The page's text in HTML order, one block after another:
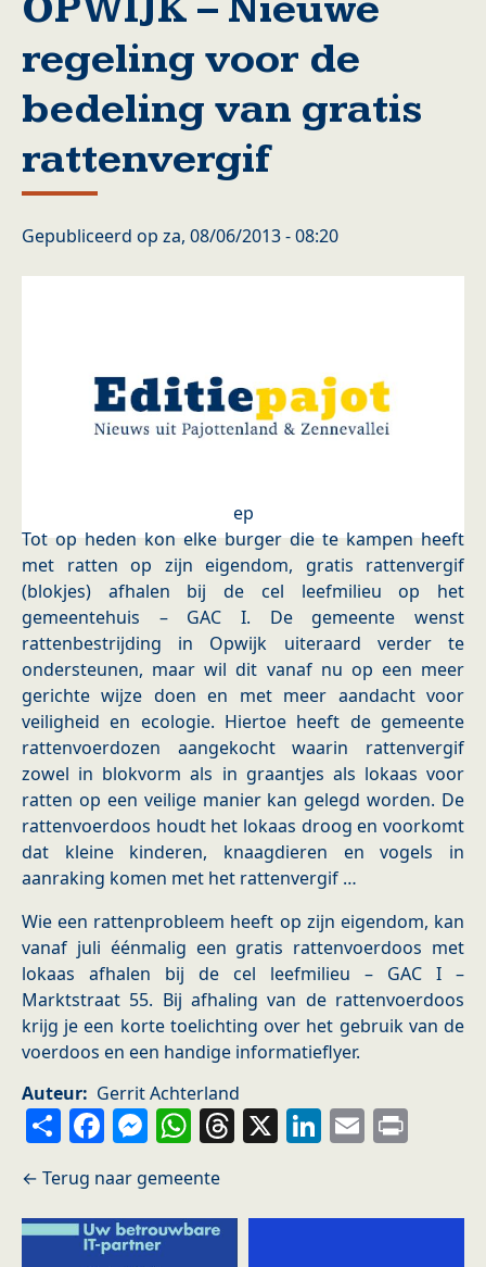
regeling voor de
bedeling van gratis
rattenvergif
Gepubliceerd op za, 08/06/2013 - 08:20
ep
Tot op heden kon elke burger die te kampen heeft
met ratten op zijn eigendom, gratis rattenvergif
(blokjes) afhalen bij de cel leefmilieu op het
gemeentehuis – GAC I. De gemeente wenst
rattenbestrijding in Opwijk uiteraard verder te
ondersteunen, maar wil dit vanaf nu op een meer
gerichte wijze doen en met meer aandacht voor
veiligheid en ecologie. Hiertoe heeft de gemeente
rattenvoerdozen aangekocht waarin rattenvergif
zowel in blokvorm als in graantjes als lokaas voor
ratten op een veilige manier kan gelegd worden. De
rattenvoerdoos houdt het lokaas droog en voorkomt
dat kleine kinderen, knaagdieren en vogels in
aanraking komen met het rattenvergif …
Wie een rattenprobleem heeft op zijn eigendom, kan
vanaf juli éénmalig een gratis rattenvoerdoos met
lokaas afhalen bij de cel leefmilieu – GAC I –
Marktstraat 55. Bij afhaling van de rattenvoerdoos
krijg je een korte toelichting over het gebruik van de
voerdoos en een handige informatieflyer.
Auteur
Gerrit Achterland
ShareFacebook
Messenger
WhatsApp
Threads
X LinkedIn
Email